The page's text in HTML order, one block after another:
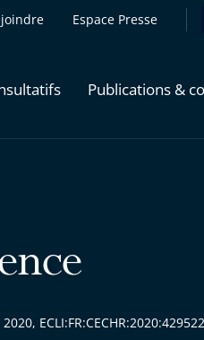
Espace Presse
Publications &